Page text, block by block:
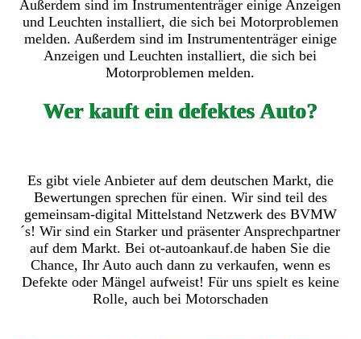
Außerdem sind im Instrumententräger einige Anzeigen
und Leuchten installiert, die sich bei Motorproblemen
melden. Außerdem sind im Instrumententräger einige
Anzeigen und Leuchten installiert, die sich bei
Motorproblemen melden.
Wer kauft ein defektes Auto?
Es gibt viele Anbieter auf dem deutschen Markt, die
Bewertungen sprechen für einen. Wir sind teil des
gemeinsam-digital Mittelstand Netzwerk des BVMW
´s! Wir sind ein Starker und präsenter Ansprechpartner
auf dem Markt. Bei ot-autoankauf.de haben Sie die
Chance, Ihr Auto auch dann zu verkaufen, wenn es
Defekte oder Mängel aufweist! Für uns spielt es keine
Rolle, auch bei Motorschaden